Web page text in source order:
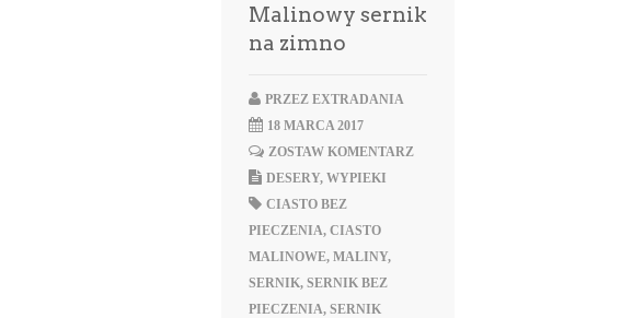
Malinowy sernik
na zimno
PRZEZ EXTRADANIA
18 MARCA 2017
ZOSTAW KOMENTARZ
DESERY, WYPIEKI
CIASTO BEZ
PIECZENIA, CIASTO
MALINOWE, MALINY,
SERNIK, SERNIK BEZ
PIECZENIA, SERNIK